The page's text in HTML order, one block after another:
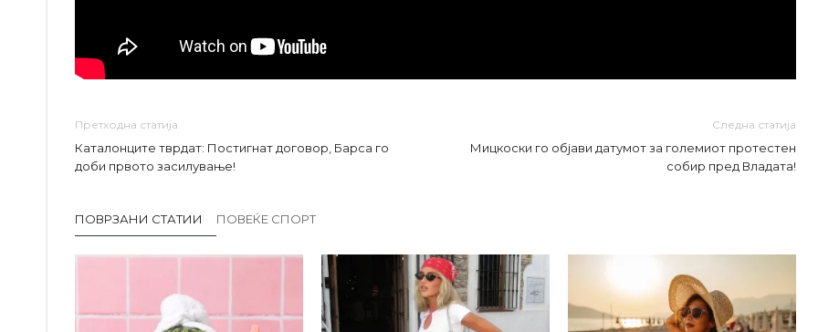
Претходна статија
Каталонците тврдат: Постигнат договор, Барса го
доби првото засилување!
Следна статија
Мицкоски го објави датумот за големиот протестен
собир пред Владата!
ПОВРЗАНИ СТАТИИ ПОВЕЌЕ СПОРТ